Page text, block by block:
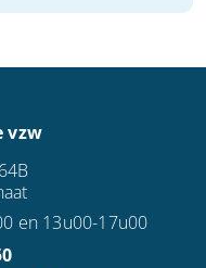
vzw
en 13u00-17u00